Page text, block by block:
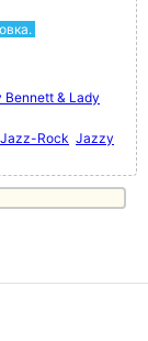
Bennett & Lady
Jazz-Rock Jazzy